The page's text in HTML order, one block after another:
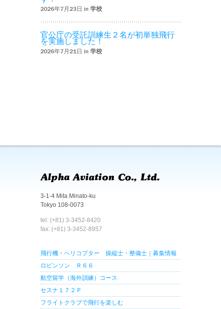
2026年7月23日 in 学校
官公庁の受託訓練生２名が初単独飛行
を実施しました！
2026年7月21日 in 学校
3-1-4 Mita Minato-ku
Tokyo 108-0073
tel: (+81) 3-3452-8420
fax: (+81) 3-3452-8957
飛行機・ヘリコプター 操縦士・整備士｜募集情報
ロビンソン Ｒ６６
航空留学（海外訓練）コース
セスナ１７２Ｐ
フライトクラブで飛行を楽しむ